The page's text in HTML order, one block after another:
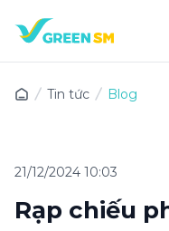
Tin tức Blog
21/12/2024 10:03
Rạp chiếu